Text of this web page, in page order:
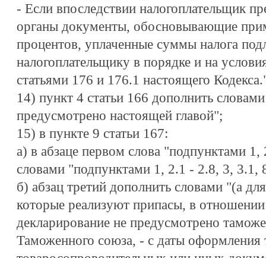
- Если впоследствии налогоплательщик
органы документы, обосновывающие
процентов, уплаченные суммы налога
налогоплательщику в порядке и на
статьями 176 и 176.1 настоящего
14) пункт 4 статьи 166 дополнить
предусмотрено настоящей главой";
15) в пункте 9 статьи 167:
а) в абзаце первом слова "подпунктами
словами "подпунктами 1, 2.1 - 2.8, 3, 3.1,
б) абзац третий дополнить словами "(а
которые реализуют припасы, в
декларирование не предусмотрено
Таможенного союза, - с даты оформления